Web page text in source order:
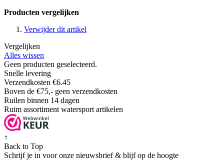
Producten vergelijken
Verwijder dit artikel
Vergelijken
Alles wissen
Geen producten geselecteerd.
Snelle levering
Verzendkosten €6.45
Boven de €75,- geen verzendkosten
Ruilen binnen 14 dagen
Ruim assortiment watersport artikelen
↑
Back to Top
Schrijf je in voor onze nieuwsbrief & blijf op de hoogte